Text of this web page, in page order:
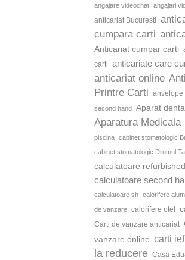
angajare videochat angajari
anticariat Bucuresti
cumpara carti
Anticariat cumpar carti
carti anticariate care
anticariat online
Printre Carti anvelope
second hand Aparat
Aparatura Medicala
piscina cabinet stomatologic
cabinet stomatologic Drumul
calculatoare refurbished
calculatoare second
calculatoare sh calorifere
de vanzare calorifere otel
Carti de vanzare anticariat
vanzare online carti
la reducere Casa